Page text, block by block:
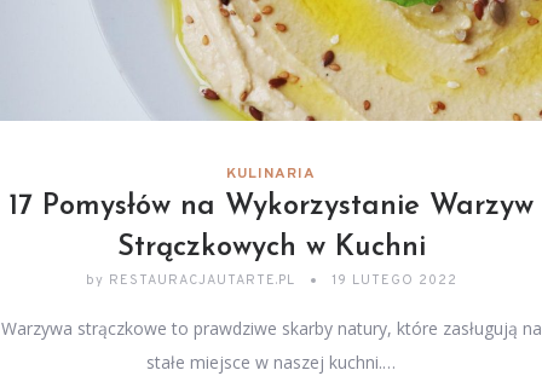
KULINARIA
17 Pomysłów na Wykorzystanie Warzyw
Strączkowych w Kuchni
by RESTAURACJAUTARTE.PL 19 LUTEGO 2022
Warzywa strączkowe to prawdziwe skarby natury, które zasługują na
stałe miejsce w naszej kuchni.…